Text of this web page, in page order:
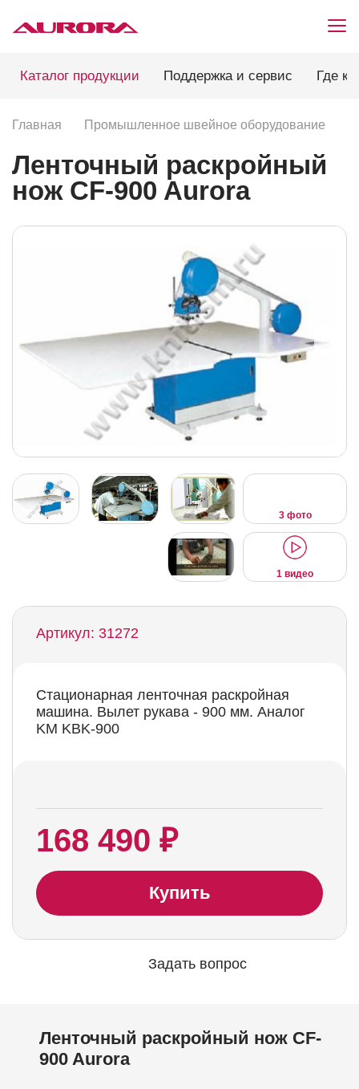
Каталог продукции Поддержка и сервис Где
Главная Промышленное швейное оборудование
Ленточный раскройный
нож CF-900 Aurora
3 фото
1 видео
Артикул: 31272
Стационарная ленточная раскройная
машина. Вылет рукава - 900 мм. Аналог
KM KBK-900
168 490 ₽
Купить
Задать вопрос
Ленточный раскройный нож CF-
900 Aurora